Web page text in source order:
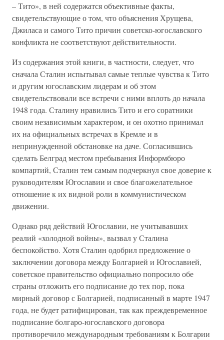
– Тито», в ней содержатся объективные факты,
свидетельствующие о том, что объяснения Хрущева,
Джиласа и самого Тито причин советско-югославского
конфликта не соответствуют действительности.
Из содержания этой книги, в частности, следует, что
сначала Сталин испытывал самые теплые чувства к Тито
и другим югославским лидерам и об этом
свидетельствовали все встречи с ними вплоть до начала
1948 года. Сталину нравились Тито и его соратники
своим независимым характером, и он охотно принимал
их на официальных встречах в Кремле и в
непринужденной обстановке на даче. Согласившись
сделать Белград местом пребывания Информбюро
компартий, Сталин тем самым подчеркнул свое доверие к
руководителям Югославии и свое благожелательное
отношение к их видной роли в коммунистическом
движении.
Однако ряд действий Югославии, не учитывавших
реалий «холодной войны», вызвал у Сталина
беспокойство. Хотя Сталин одобрил предложение о
заключении договора между Болгарией и Югославией,
советское правительство официально попросило обе
страны отложить его подписание до тех пор, пока
мирный договор с Болгарией, подписанный в марте 1947
года, не будет ратифицирован, так как преждевременное
подписание болгаро-югославского договора
противоречило международным требованиям к Болгарии